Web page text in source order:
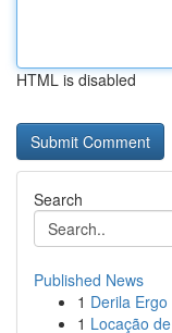
HTML is disabled
Search
Published News
1 Derila
1 Locação